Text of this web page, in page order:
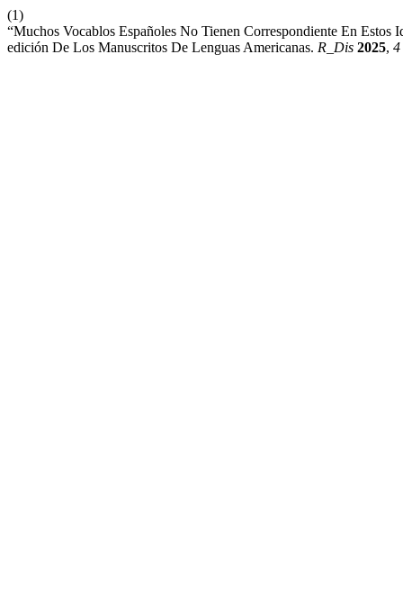
(1)
“Muchos Vocablos Españoles No Tienen Correspondiente En
edición De Los Manuscritos De Lenguas Americanas. R_Dis 2025, 4